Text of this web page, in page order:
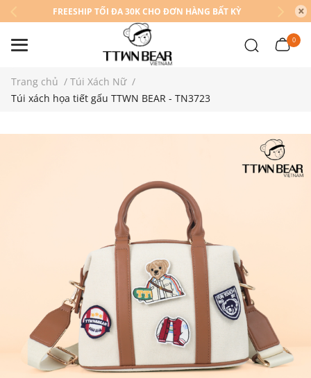
FREESHIP TỐI ĐA 30K CHO ĐƠN HÀNG BẤT KỲ
0
Trang chủ / Túi Xách Nữ /
Túi xách họa tiết gấu TTWN BEAR - TN3723